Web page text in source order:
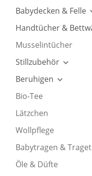
Babydecken & Felle
Handtücher &
Musselintücher
Stillzubehör
Beruhigen
Bio-Tee
Lätzchen
Wollpflege
Babytragen &
Öle & Düfte